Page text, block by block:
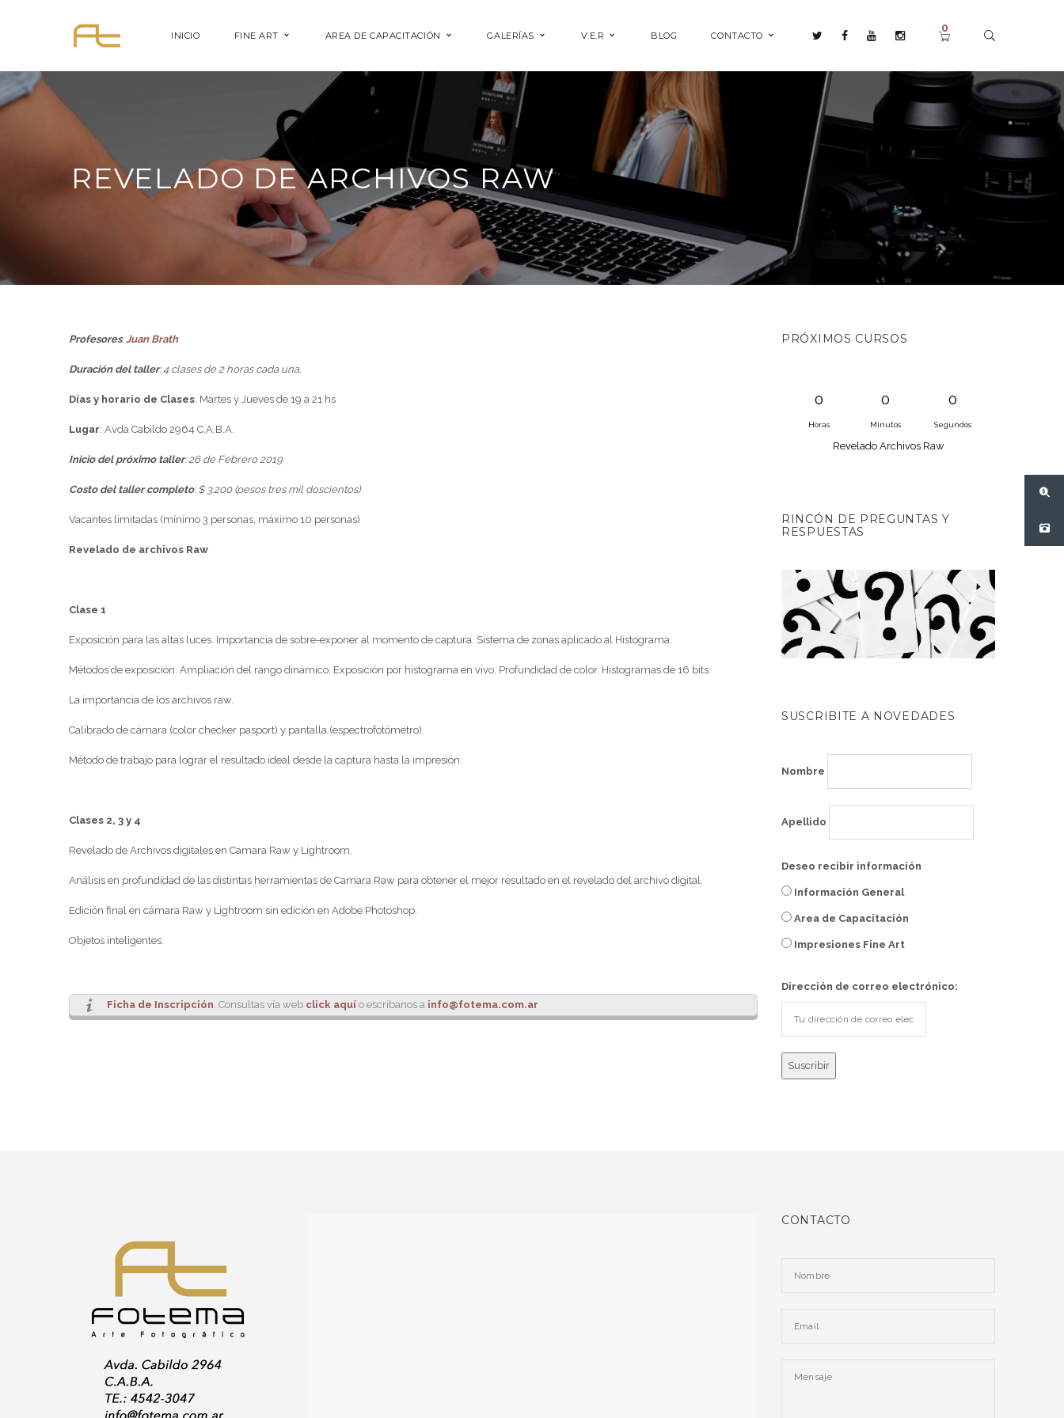
INICIO FINE ART AREA DE CAPACITACIÓN GALERÍAS V.E.R BLOG CONTACTO
0
REVELADO DE ARCHIVOS RAW
Profesores:Juan Brath
Duración del taller: 4 clases de 2 horas cada una.
Días y horario de Clases: Martes y Jueves de 19 a 21 hs
Lugar: Avda Cabildo 2964 C.A.B.A.
Inicio del próximo taller: 26 de Febrero 2019
Costo del taller completo: $ 3.200 (pesos tres mil doscientos)
Vacantes limitadas (mínimo 3 personas, máximo 10 personas)
Revelado de archivos Raw
Clase 1
Exposición para las altas luces. Importancia de sobre-exponer al momento de captura. Sistema de zonas aplicado al Histograma.
Métodos de exposición. Ampliación del rango dinámico. Exposición por histograma en vivo. Profundidad de color. Histogramas de 16 bits.
La importancia de los archivos raw.
Calibrado de cámara (color checker pasport) y pantalla (espectrofotómetro).
Método de trabajo para lograr el resultado ideal desde la captura hasta la impresión.
Clases 2, 3 y 4
Revelado de Archivos digitales en Camara Raw y Lightroom.
Análisis en profundidad de las distintas herramientas de Camara Raw para obtener el mejor resultado en el revelado del archivo digital.
Edición final en cámara Raw y Lightroom sin edición en Adobe Photoshop.
Objetos inteligentes.
Ficha de Inscripción. Consultas vía web click aquí o escribanos a info@fotema.com.ar
PRÓXIMOS CURSOS
0
Horas
0
Minutos
0
Segundos
Revelado Archivos Raw
RINCÓN DE PREGUNTAS Y
RESPUESTAS
SUSCRIBITE A NOVEDADES
Nombre
Apellido
Deseo recibir información
Información General
Area de Capacitación
Impresiones Fine Art
Dirección de correo electrónico:
CONTACTO